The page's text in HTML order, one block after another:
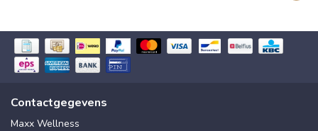
Contactgegevens
Maxx Wellness